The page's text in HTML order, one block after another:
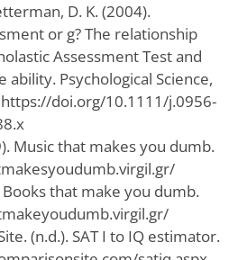
D. K. (2004).
or g? The relationship
Assessment Test and
ability. Psychological Science,
doi.org/10.1111/j.0956-
Music that makes you dumb.
Books that make you dumb.
(n.d.). SAT I to IQ estimator.